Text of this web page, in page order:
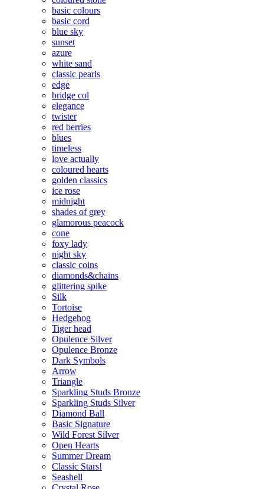
basic colours
basic cord
blue sky
sunset
azure
white sand
classic pearls
edge
bridge col
elegance
twister
red berries
blues
timeless
love actually
coloured hearts
golden classics
ice rose
midnight
shades of grey
glamorous peacock
cone
foxy lady
night sky
classic coins
diamonds&chains
glittering spike
Silk
Tortoise
Hedgehog
Tiger head
Opulence Silver
Opulence Bronze
Dark Symbols
Arrow
Triangle
Sparkling Studs Bronze
Sparkling Studs Silver
Diamond Ball
Basic Signature
Wild Forest Silver
Open Hearts
Summer Dream
Classic Stars!
Seashell